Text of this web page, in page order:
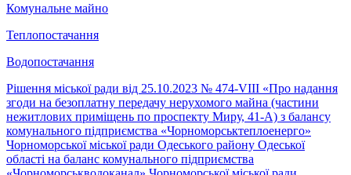
Комунальне майно
Теплопостачання
Водопостачання
Рішення міської ради від 25.10.2023 № 474-VIII «Про надання
згоди на безоплатну передачу нерухомого майна (частини
нежитлових приміщень по проспекту Миру, 41-А) з балансу
комунального підприємства «Чорноморськтеплоенерго»
Чорноморської міської ради Одеського району Одеської
області на баланс комунального підприємства